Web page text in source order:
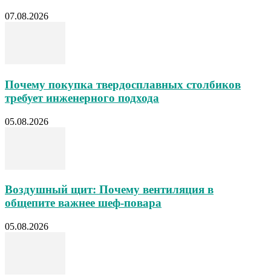
07.08.2026
Почему покупка твердосплавных столбиков
требует инженерного подхода
05.08.2026
Воздушный щит: Почему вентиляция в
общепите важнее шеф-повара
05.08.2026